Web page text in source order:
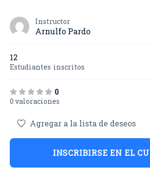
Instructor
Arnulfo Pardo
12
Estudiantes inscritos
0
0 valoraciones
Agregar a la lista de deseos
INSCRIBIRSE EN EL